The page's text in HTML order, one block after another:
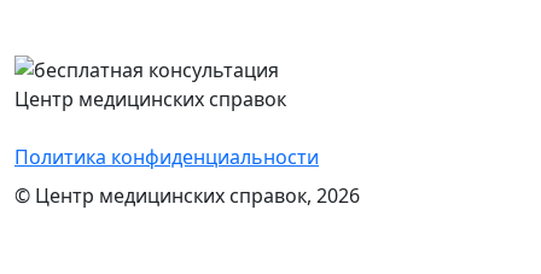
Центр медицинских справок
Политика конфиденциальности
© Центр медицинских справок, 2026